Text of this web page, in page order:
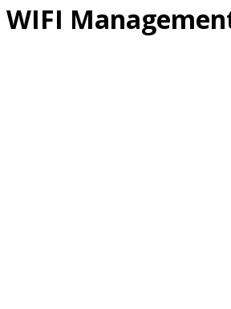
WIFI